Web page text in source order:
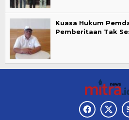
Kuasa Hukum
Pemberitaan Tak